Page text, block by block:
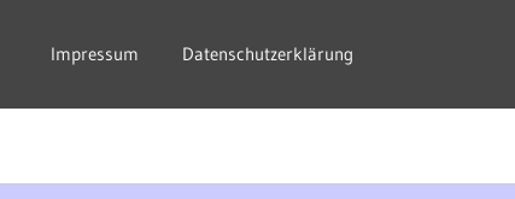
Impressum Datenschutzerklärung